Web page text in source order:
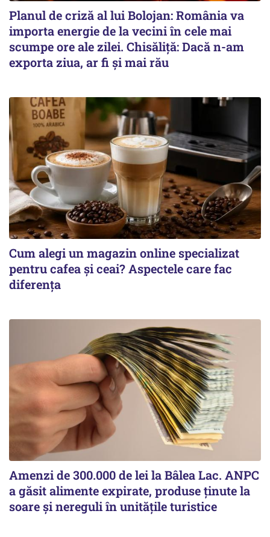
Planul de criză al lui Bolojan: România va
importa energie de la vecini în cele mai
scumpe ore ale zilei. Chisăliță: Dacă n-am
exporta ziua, ar fi și mai rău
Cum alegi un magazin online specializat
pentru cafea și ceai? Aspectele care fac
diferența
Amenzi de 300.000 de lei la Bâlea Lac. ANPC
a găsit alimente expirate, produse ținute la
soare și nereguli în unitățile turistice